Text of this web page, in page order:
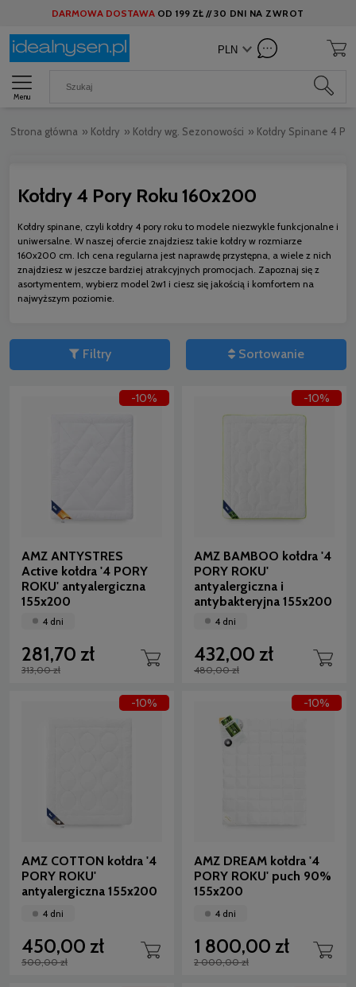
DARMOWA DOSTAWA OD 199 ZŁ //30 DNI NA ZWROT
Menu
Strona główna » Kołdry » Kołdry wg. Sezonowości » Kołdry Spinane 4
Kołdry 4 Pory Roku 160x200
Kołdry spinane, czyli kołdry 4 pory roku to modele niezwykle funkcjonalne i
uniwersalne. W naszej ofercie znajdziesz takie kołdry w rozmiarze
160x200 cm. Ich cena regularna jest naprawdę przystępna, a wiele z nich
znajdziesz w jeszcze bardziej atrakcyjnych promocjach. Zapoznaj się z
asortymentem, wybierz model 2w1 i ciesz się jakością i komfortem na
najwyższym poziomie.
Filtry Sortowanie
AMZ ANTYSTRES
Active kołdra '4 PORY
ROKU' antyalergiczna
155x200
4 dni
281,70 zł
313,00 zł
-10%
AMZ BAMBOO kołdra '4
PORY ROKU'
antyalergiczna i
antybakteryjna 155x200
4 dni
432,00 zł
480,00 zł
-10%
AMZ COTTON kołdra '4
PORY ROKU'
antyalergiczna 155x200
4 dni
450,00 zł
500,00 zł
-10%
AMZ DREAM kołdra '4
PORY ROKU' puch 90%
155x200
4 dni
1 800,00 zł
2 000,00 zł
-10%